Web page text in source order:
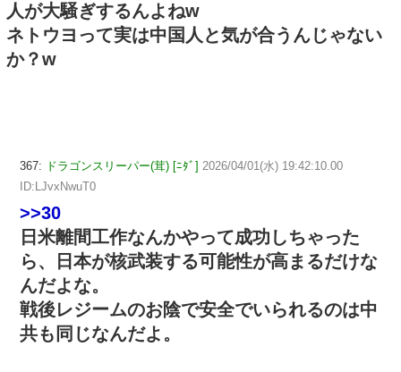
人が大騒ぎするんよねw
ネトウヨって実は中国人と気が合うんじゃない
か？w
367: ドラゴンスリーパー(茸) [ﾆﾀﾞ] 2026/04/01(水) 19:42:10.00
ID:LJvxNwuT0
>>30
日米離間工作なんかやって成功しちゃった
ら、日本が核武装する可能性が高まるだけな
んだよな。
戦後レジームのお陰で安全でいられるのは中
共も同じなんだよ。